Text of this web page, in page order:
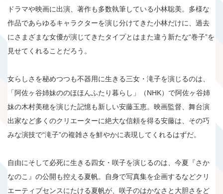
ドラマや映画に出演、著作も多数執筆している小林聡美。多様な
作品であらゆるキャラクターを演じ分けてきた小林だけに、過去
にさまざまな女優が演じてきたタイプとはまた違う新たな“巻子”を
見せてくれることだろう。
女らしさを秘めつつも不器用に生きる三女・滝子を演じるのは、
「阿佐ヶ谷姉妹ののほほんふたり暮らし」（NHK）で阿佐ヶ谷姉
妹の木村美穂を演じた記憶も新しい安藤玉恵。映画監督、舞台演
出家など多くのクリエーターに絶大な信頼を得る安藤は、その巧
みな演技で“滝子”の複雑さを鮮やかに表現してくれるはずだ。
自由にそして必死に生きる四女・咲子を演じるのは、今夏『さか
なのこ』の公開も控える夏帆。自身で写真集を企画するなどクリ
エーティブセンスにたける夏帆が、咲子のはかなさと大胆さをど